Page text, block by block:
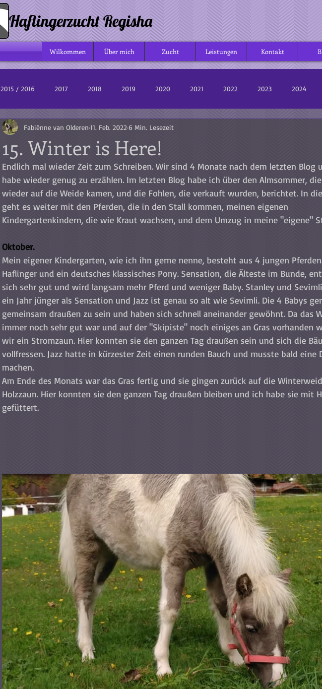
Haflingerzucht Regisha
Wilkommen Über mich Zucht Leistungen Kontakt
2015 / 2016 2017 2018 2019 2020 2021 2022 2023 2024
15. Winter is Here!
Fabiënne van Olderen 11. Feb. 2022 6 Min. Lesezeit
Endlich mal wieder Zeit zum Schreiben. Wir sind 4 Monate nach dem letzten Blog
habe wieder genug zu erzählen. Im letzten Blog habe ich über den Almsommer,
wieder auf die Weide kamen, und die Fohlen, die verkauft wurden, berichtet. In
geht es weiter mit den Pferden, die in den Stall kommen, meinen eigenen
Kindergartenkindern, die wie Kraut wachsen, und dem Umzug in meine "eigene"
Oktober.
Mein eigener Kindergarten, wie ich ihn gerne nenne, besteht aus 4 jungen
Haflinger und ein deutsches klassisches Pony. Sensation, die Älteste im Bunde,
sich sehr gut und wird langsam mehr Pferd und weniger Baby. Stanley und
ein Jahr jünger als Sensation und Jazz ist genau so alt wie Sevimli. Die 4 Babys
gemeinsam draußen zu sein und haben sich schnell aneinander gewöhnt. Da das
immer noch sehr gut war und auf der "Skipiste" noch einiges an Gras vorhanden
wir ein Stromzaun. Hier konnten sie den ganzen Tag draußen sein und sich die
vollfressen. Jazz hatte in kürzester Zeit einen runden Bauch und musste bald eine
machen.
Am Ende des Monats war das Gras fertig und sie gingen zurück auf die
Holzzaun. Hier konnten sie den ganzen Tag draußen bleiben und ich habe sie mit
gefüttert.